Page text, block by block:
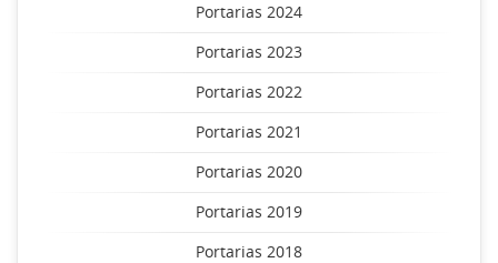
Portarias 2024
Portarias 2023
Portarias 2022
Portarias 2021
Portarias 2020
Portarias 2019
Portarias 2018